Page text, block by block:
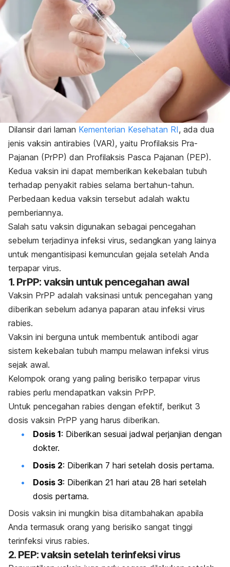
Dilansir dari laman Kementerian Kesehatan RI, ada dua
jenis vaksin antirabies (VAR), yaitu Profilaksis Pra-
Pajanan (PrPP) dan Profilaksis Pasca Pajanan (PEP).
Kedua vaksin ini dapat memberikan kekebalan tubuh
terhadap penyakit rabies selama bertahun-tahun.
Perbedaan kedua vaksin tersebut adalah waktu
pemberiannya.
Salah satu vaksin digunakan sebagai pencegahan
sebelum terjadinya infeksi virus, sedangkan yang lainya
untuk mengantisipasi kemunculan gejala setelah Anda
terpapar virus.
1. PrPP: vaksin untuk pencegahan awal
Vaksin PrPP adalah vaksinasi untuk pencegahan yang
diberikan sebelum adanya paparan atau infeksi virus
rabies.
Vaksin ini berguna untuk membentuk antibodi agar
sistem kekebalan tubuh mampu melawan infeksi virus
sejak awal.
Kelompok orang yang paling berisiko terpapar virus
rabies perlu mendapatkan vaksin PrPP.
Untuk pencegahan rabies dengan efektif, berikut 3
dosis vaksin PrPP yang harus diberikan.
Dosis 1: Diberikan sesuai jadwal perjanjian dengan
dokter.
Dosis 2: Diberikan 7 hari setelah dosis pertama.
Dosis 3: Diberikan 21 hari atau 28 hari setelah
dosis pertama.
Dosis vaksin ini mungkin bisa ditambahakan apabila
Anda termasuk orang yang berisiko sangat tinggi
terinfeksi virus rabies.
2. PEP: vaksin setelah terinfeksi virus